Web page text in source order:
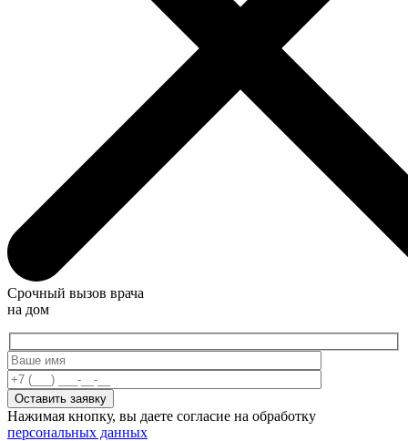
Срочный вызов врача
на дом
Нажимая кнопку, вы даете согласие на обработку
персональных данных